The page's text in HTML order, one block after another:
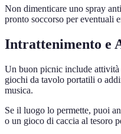
Non dimenticare uno spray
pronto soccorso per eventuali
Intrattenimento e
Un buon picnic include
giochi da tavolo portatili o
musica.
Se il luogo lo permette, puoi
o un gioco di caccia al tesoro